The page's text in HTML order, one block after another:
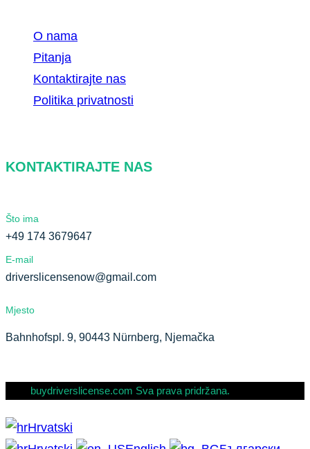
O nama
Pitanja
Kontaktirajte nas
Politika privatnosti
KONTAKTIRAJTE NAS
Što ima
+49 174 3679647
E-mail
driverslicensenow@gmail.com
Mjesto
Bahnhofspl. 9, 90443 Nürnberg, Njemačka
buydriverslicense.com Sva prava pridržana.
Hrvatski